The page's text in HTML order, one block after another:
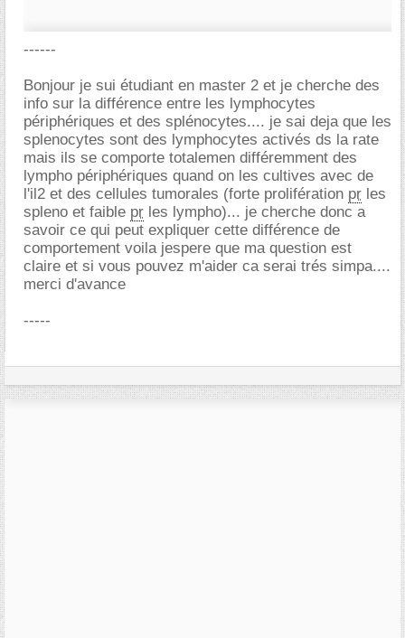
------
Bonjour je sui étudiant en master 2 et je cherche des
info sur la différence entre les lymphocytes
périphériques et des splénocytes.... je sai deja que les
splenocytes sont des lymphocytes activés ds la rate
mais ils se comporte totalemen différemment des
lympho périphériques quand on les cultives avec de
l'il2 et des cellules tumorales (forte prolifération pr les
spleno et faible pr les lympho)... je cherche donc a
savoir ce qui peut expliquer cette différence de
comportement voila jespere que ma question est
claire et si vous pouvez m'aider ca serai trés simpa....
merci d'avance
-----